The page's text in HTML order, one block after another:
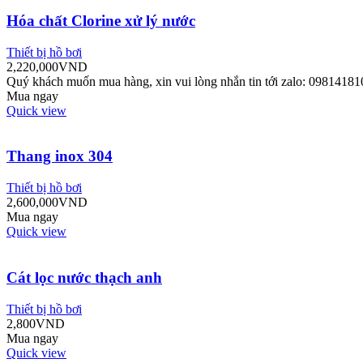
Hóa chất Clorine xử lý nước
Thiết bị hồ bơi
2,220,000VND
Quý khách muốn mua hàng, xin vui lòng nhắn tin tới zalo:
Mua ngay
Quick view
Thang inox 304
Thiết bị hồ bơi
2,600,000VND
Mua ngay
Quick view
Cát lọc nước thạch anh
Thiết bị hồ bơi
2,800VND
Mua ngay
Quick view